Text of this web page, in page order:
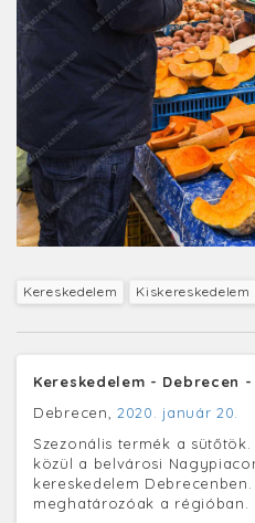
Kereskedelem Kiskereskedelem
Kereskedelem - Debrecen
Debrecen, 2020. január 20.
Szezonális termék a
közül a belvárosi
kereskedelem
meghatározóak a régióban.